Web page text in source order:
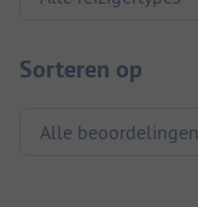
Sorteren op